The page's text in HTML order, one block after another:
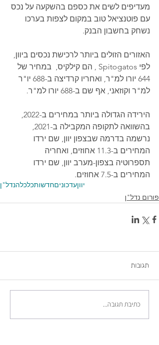
מעדיפים לשים את כספם בהשקעה על נכס
עם פוטנציאל טוב במקום לצפות בערכו
נשחק בחשבון הבנק.
האזורים הזולים ביותר לרכישת נכסים ביוון,
לפי Spitogatos , הם קילקיס,  במחיר של
644 יורו למ"ר, ואחריו קרדיצה ב-688 יו"ר
למ"ר וקוזאני, אף שם ב-688 יורו למ"ר.
נרשמה בדרמה שבצפון יוון, שם ירדו
המחירים ב-11.3 אחוזים, ואחריה
תספרוטיה בצפון-מערב יוון, שם ירדו
המחירים ב-7.5 אחוזים.
יווןעדכוניםחדשותכלכלהנדל"ן
פורום נדל"ן
תגובות
כתיבת תגובה...